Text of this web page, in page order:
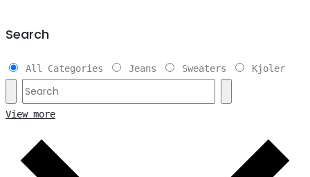
Search
All Categories Jeans Sweaters Kjoler
View more